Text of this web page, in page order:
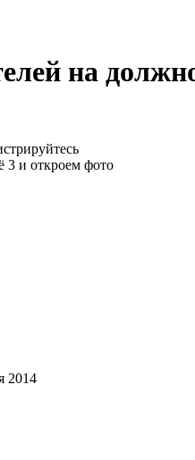
на
3 и откроем фото
2014